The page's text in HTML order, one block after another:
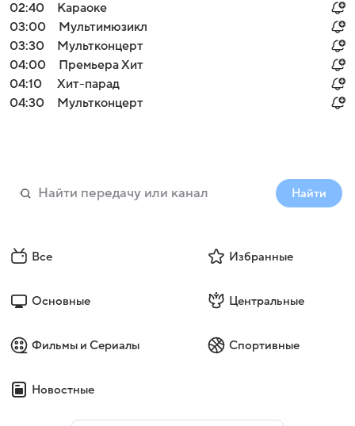
02:40
Караоке
03:00
Мультимюзикл
03:30
Мультконцерт
04:00
Премьера Хит
04:10
Хит-парад
04:30
Мультконцерт
Найти
Все Избранные
Основные Центральные
Фильмы и Сериалы Спортивные
Новостные